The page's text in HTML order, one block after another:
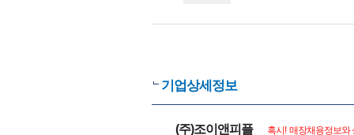
기업상세정보
(주)조이앤피플 혹시! 매장채용정보와